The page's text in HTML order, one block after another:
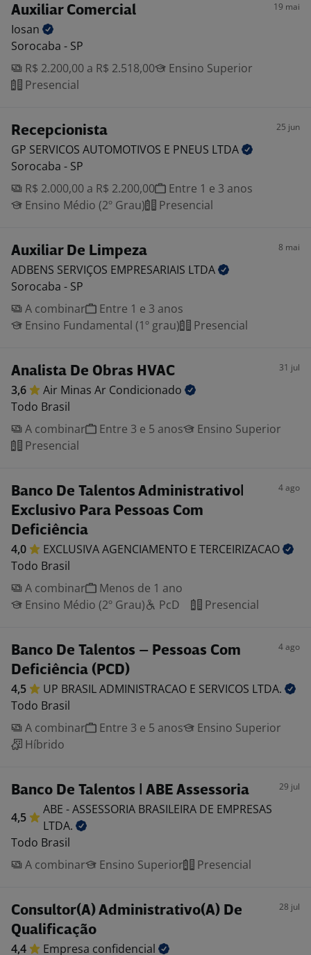
Auxiliar Comercial 19 mai
Iosan
Sorocaba - SP
R$ 2.200,00 a R$ 2.518,00
Ensino Superior
Presencial
Recepcionista 25 jun
GP SERVICOS AUTOMOTIVOS E PNEUS LTDA
Sorocaba - SP
R$ 2.000,00 a R$ 2.200,00
Entre 1 e 3 anos
Ensino Médio (2º Grau)
Presencial
Auxiliar De Limpeza 8 mai
ADBENS SERVIÇOS EMPRESARIAIS LTDA
Sorocaba - SP
A combinar
Entre 1 e 3 anos
Ensino Fundamental (1º grau)
Presencial
Analista De Obras HVAC 31 jul
3,6 Air Minas Ar Condicionado
Todo Brasil
A combinar
Entre 3 e 5 anos
Ensino Superior
Presencial
Banco De Talentos Administrativo|
Exclusivo Para Pessoas Com
Deficiência
4 ago
4,0 EXCLUSIVA AGENCIAMENTO E TERCEIRIZACAO
Todo Brasil
A combinar
Menos de 1 ano
Ensino Médio (2º Grau)
PcD Presencial
Banco De Talentos – Pessoas Com
Deficiência (PCD)
4 ago
4,5 UP BRASIL ADMINISTRACAO E SERVICOS LTDA.
Todo Brasil
A combinar
Entre 3 e 5 anos
Ensino Superior
Híbrido
Banco De Talentos | ABE Assessoria 29 jul
4,5
ABE - ASSESSORIA BRASILEIRA DE EMPRESAS
LTDA.
Todo Brasil
A combinar
Ensino Superior Presencial
Consultor(A) Administrativo(A) De
Qualificação
28 jul
4,4 Empresa confidencial